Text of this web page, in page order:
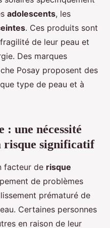
adolescents, les
. Ces produits sont
de leur peau et
Des marques
Posay proposent des
type de peau et à
une nécessité
risque significatif
facteur de risque
de problèmes
prématuré de
Certaines personnes
en raison de leur